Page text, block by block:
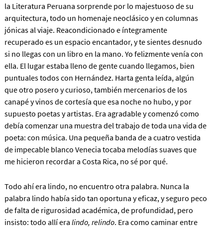
la Literatura Peruana sorprende por lo majestuoso de su
arquitectura, todo un homenaje neoclásico y en columnas
jónicas al viaje. Reacondicionado e íntegramente
recuperado es un espacio encantador, y te sientes desnudo
si no llegas con un libro en la mano. Yo felizmente venía con
ella. El lugar estaba lleno de gente cuando llegamos, bien
puntuales todos con Hernández. Harta genta leída, algún
que otro posero y curioso, también mercenarios de los
canapé y vinos de cortesía que esa noche no hubo, y por
supuesto poetas y artistas. Era agradable y comenzó como
debía comenzar una muestra del trabajo de toda una vida de
poeta: con música. Una pequeña banda de a cuatro vestida
de impecable blanco Venecia tocaba melodías suaves que
me hicieron recordar a Costa Rica, no sé por qué.
Todo ahí era lindo, no encuentro otra palabra. Nunca la
palabra lindo había sido tan oportuna y eficaz, y seguro peco
de falta de rigurosidad académica, de profundidad, pero
insisto: todo allí era lindo, relindo. Era como caminar entre